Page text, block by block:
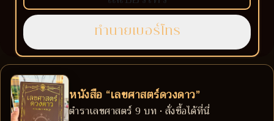
หนังสือ “เลขศาสตร์ดวงดาว”
ตำราเลขศาสตร์ 9 บท • สั่งซื้อได้ที่นี่